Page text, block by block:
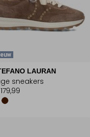
LAURAN
sneakers